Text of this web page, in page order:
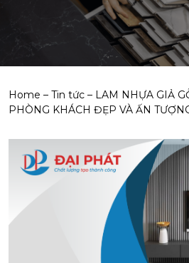
Home – Tin tức – LAM NHỰA GIẢ
PHÒNG KHÁCH ĐẸP VÀ ẤN